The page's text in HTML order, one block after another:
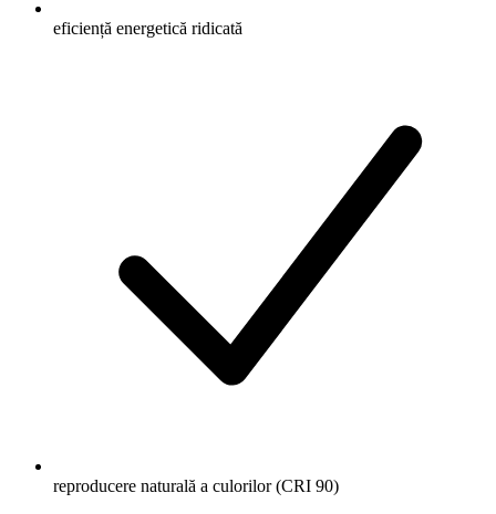
eficiență energetică ridicată
reproducere naturală a culorilor (CRI 90)